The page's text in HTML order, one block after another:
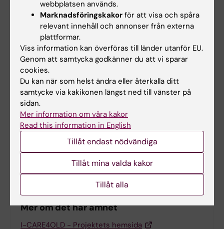
bjuda in dessa aktörer att delta i
undersökningar, vid webbseminarier och
piloter, i strävan att utveckla en
användarvänlig produkt som uppfyller
slutanvändarnas behov.
Uppdaterad av:
Charlotte Brandt 2022-06-17
Dela
Mer om det här ämnet
I-CARE4OLD - Projektets hemsida
webbplatsen används.
Marknadsföringskakor för att visa och spåra
relevant innehåll och annonser från externa
plattformar.
Viss information kan överföras till länder utanför EU.
Genom att samtycka godkänner du att vi sparar
cookies.
Du kan när som helst ändra eller återkalla ditt
samtycke via kakikonen längst ned till vänster på
sidan.
Mer information om våra kakor
Read this information in English
Tillåt endast nödvändiga
Tillåt mina valda kakor
Tillåt alla